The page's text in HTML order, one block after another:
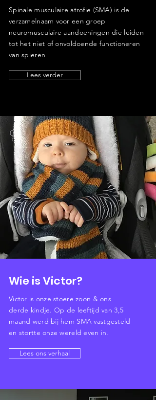
Spinale musculaire atrofie (SMA) is de
verzamelnaam voor een groep
neuromusculaire aandoeningen die leiden
tot het niet of onvoldoende functioneren
van spieren
Lees verder
Wie is Victor?
Victor is onze stoere zoon & ons
derde kindje. Op de leeftijd van 3,5
maand werd bij hem SMA vastgesteld
en stortte onze wereld even in.
Lees ons verhaal